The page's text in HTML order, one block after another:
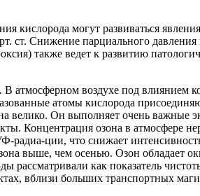
кислорода могут развиваться
ст. Снижение парциального
также ведет к развитию
В атмосферном воздухе под влиянием
атомы кислорода
велико. Он выполняет очень
Концентрация озона в атмосфере
радиа-ции, что снижает
выше, чем осенью. Озон обладает
рассматривали как показатель
вблизи больших транспортных